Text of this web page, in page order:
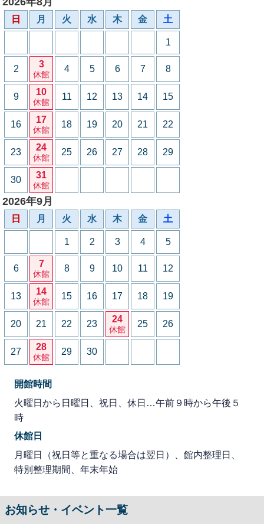
日 月 火 水 木 金 土
1
2 3
休館
4 5 6 7 8
9 10
休館
11 12 13 14 15
16 17
休館
18 19 20 21 22
23 24
休館
25 26 27 28 29
30 31
休館
2026年9月
日 月 火 水 木 金 土
1 2 3 4 5
6 7
休館
8 9 10 11 12
13 14
休館
15 16 17 18 19
20 21 22 23 24
休館
25 26
27 28
休館
29 30
開館時間
火曜日から日曜日、祝日、休日…午前９時から午後５
時
休館日
月曜日（祝日等と重なる場合は翌日）、館内整理日、
特別整理期間、年末年始
お知らせ・イベント一覧